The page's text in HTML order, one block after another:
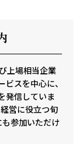
上場相当企業
スを中心に、
発信していま
営に役立つ旬
も参加いただけ